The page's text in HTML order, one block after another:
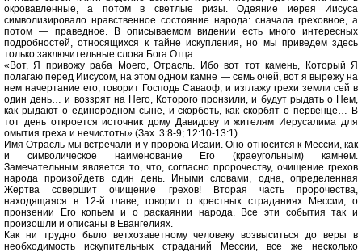
окровавленные, а потом в светлые ризы. Одеяние иерея Иисуса
символизировало нравственное состояние народа: сначала греховное, а
потом — праведное. В описываемом видении есть много интересных
подробностей, относящихся к тайне искупления, но мы приведем здесь
только заключительные слова Бога Отца.
«Вот, Я привожу раба Моего, Отрасль. Ибо вот тот камень, Который Я
полагаю перед Иисусом, на этом одном камне — семь очей, вот я вырежу на
нем начертание его, говорит Господь Саваоф, и изглажу грехи земли сей в
один день… и воззрят на Него, Которого пронзили, и будут рыдать о Нем,
как рыдают о единородном сыне, и скорбеть, как скорбят о первенце… В
тот день откроется источник дому Давидову и жителям Иерусалима для
омытия греха и нечистоты» (Зах. 3:8-9; 12:10-13:1).
Имя Отрасль мы встречали и у пророка Исаии. Оно относится к Мессии, как
и символическое наименование Его (краеугольным) камнем.
Замечательным является то, что, согласно пророчеству, очищение грехов
народа произойдетв один день. Иными словами, одна, определенная
Жертва совершит очищение грехов! Вторая часть пророчества,
находящаяся в 12-й главе, говорит о крестных страданиях Мессии, о
пронзении Его копьем и о раскаянии народа. Все эти события так и
произошли и описаны в Евангелиях.
Как ни трудно было ветхозаветному человеку возвыситься до веры в
необходимость искупительных страданий Мессии, все же несколько